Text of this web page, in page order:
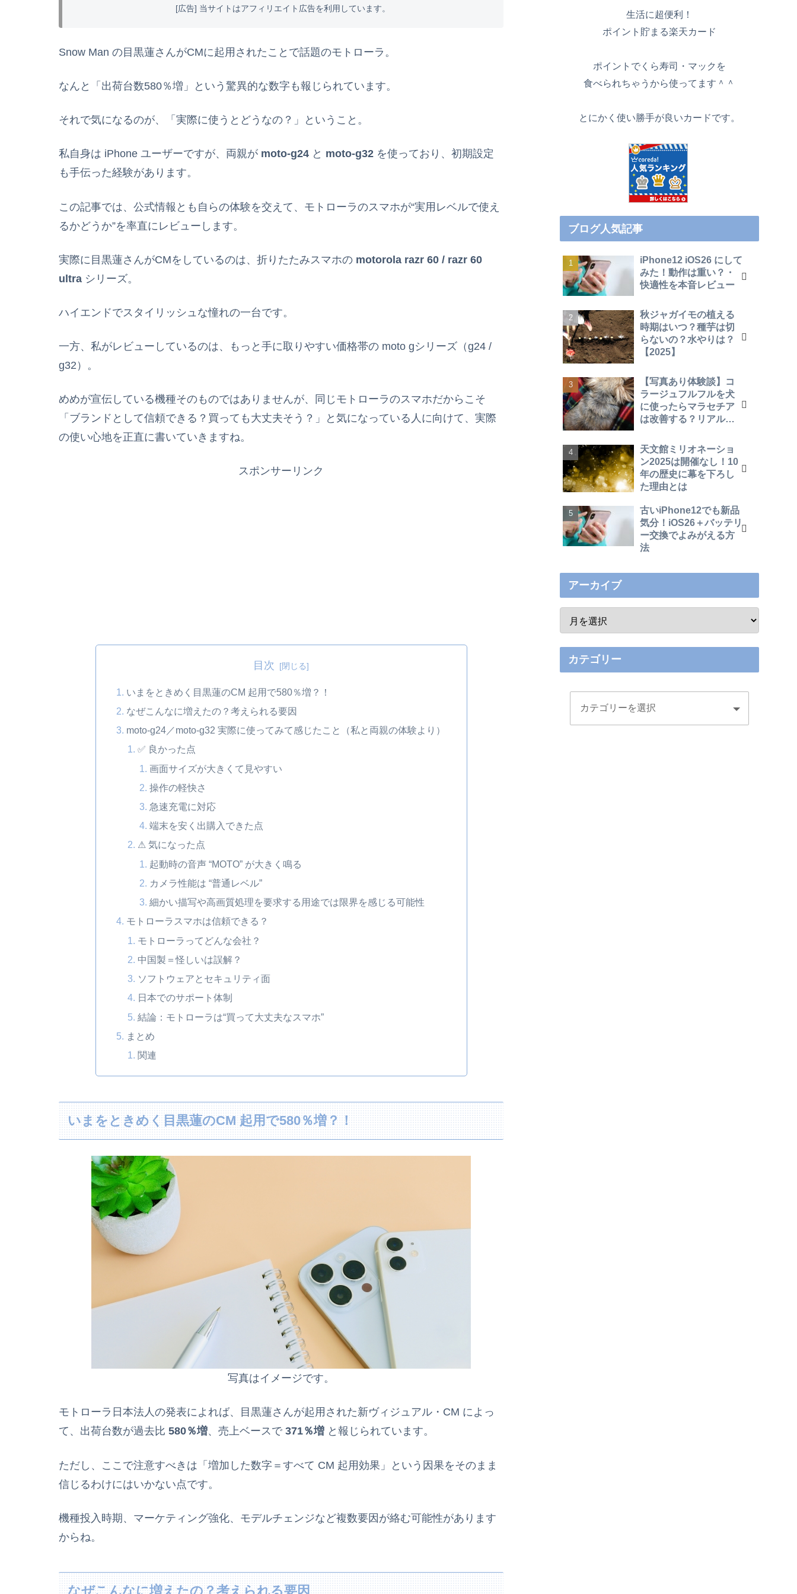
[広告] 当サイトはアフィリエイト広告を利用しています。
Snow Man の目黒蓮さんがCMに起用されたことで話題のモトローラ。
なんと「出荷台数580％増」という驚異的な数字も報じられています。
それで気になるのが、「実際に使うとどうなの？」ということ。
私自身は iPhone ユーザーですが、両親が moto-g24 と moto-g32 を使っており、初期設定
も手伝った経験があります。
この記事では、公式情報とも自らの体験を交えて、モトローラのスマホが“実用レベルで使え
るかどうか”を率直にレビューします。
実際に目黒蓮さんがCMをしているのは、折りたたみスマホの motorola razr 60 / razr 60
ultra シリーズ。
ハイエンドでスタイリッシュな憧れの一台です。
一方、私がレビューしているのは、もっと手に取りやすい価格帯の moto gシリーズ（g24 /
g32）。
めめが宣伝している機種そのものではありませんが、同じモトローラのスマホだからこそ
「ブランドとして信頼できる？買っても大丈夫そう？」と気になっている人に向けて、実際
の使い心地を正直に書いていきますね。
スポンサーリンク
目次
いまをときめく目黒蓮のCM 起用で580％増？！
なぜこんなに増えたの？考えられる要因
moto-g24／moto-g32 実際に使ってみて感じたこと（私と両親の体験より）
✅ 良かった点
画面サイズが大きくて見やすい
操作の軽快さ
急速充電に対応
端末を安く出購入できた点
⚠ 気になった点
起動時の音声 “MOTO” が大きく鳴る
カメラ性能は “普通レベル”
細かい描写や高画質処理を要求する用途では限界を感じる可能性
モトローラスマホは信頼できる？
モトローラってどんな会社？
中国製＝怪しいは誤解？
ソフトウェアとセキュリティ面
日本でのサポート体制
結論：モトローラは“買って大丈夫なスマホ”
まとめ
関連
いまをときめく目黒蓮のCM 起用で580％増？！
写真はイメージです。
モトローラ日本法人の発表によれば、目黒蓮さんが起用された新ヴィジュアル・CM によっ
て、出荷台数が過去比 580％増、売上ベースで 371％増 と報じられています。
ただし、ここで注意すべきは「増加した数字＝すべて CM 起用効果」という因果をそのまま
信じるわけにはいかない点です。
機種投入時期、マーケティング強化、モデルチェンジなど複数要因が絡む可能性があります
からね。
なぜこんなに増えたの？考えられる要因
生活に超便利！
ポイント貯まる楽天カード
ポイントでくら寿司・マックを
食べられちゃうから使ってます＾＾
とにかく使い勝手が良いカードです。
ブログ人気記事
iPhone12 iOS26 にして
みた！動作は重い？・
快適性を本音レビュー
秋ジャガイモの植える
時期はいつ？種芋は切
らないの？水やりは？
【2025】
【写真あり体験談】コ
ラージュフルフルを犬
に使ったらマラセチア
は改善する？リアルな
天文館ミリオネーショ
ン2025は開催なし！10
年の歴史に幕を下ろし
た理由とは
古いiPhone12でも新品
気分！iOS26＋バッテリ
ー交換でよみがえる方
法
アーカイブ
カテゴリー